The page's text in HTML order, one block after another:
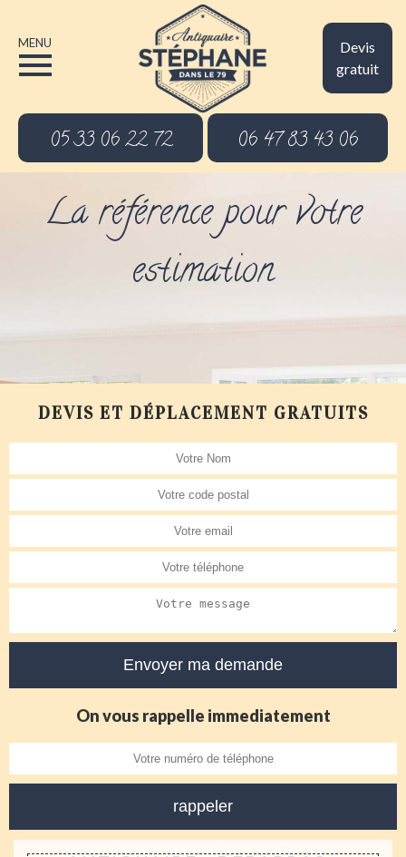
Devis
gratuit
MENU
05 33 06 22 72 06 47 83 43 06
La référence pour votre
estimation
DEVIS ET DÉPLACEMENT GRATUITS
On vous rappelle immediatement